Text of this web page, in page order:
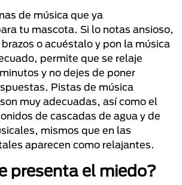
de música que ya
tu mascota. Si lo notas ansioso,
o acuéstalo y pon la música
permite que se relaje
y no dejes de poner
Pistas de música
muy adecuadas, así como el
de cascadas de agua y de
mismos que en las
aparecen como relajantes.
presenta el miedo?